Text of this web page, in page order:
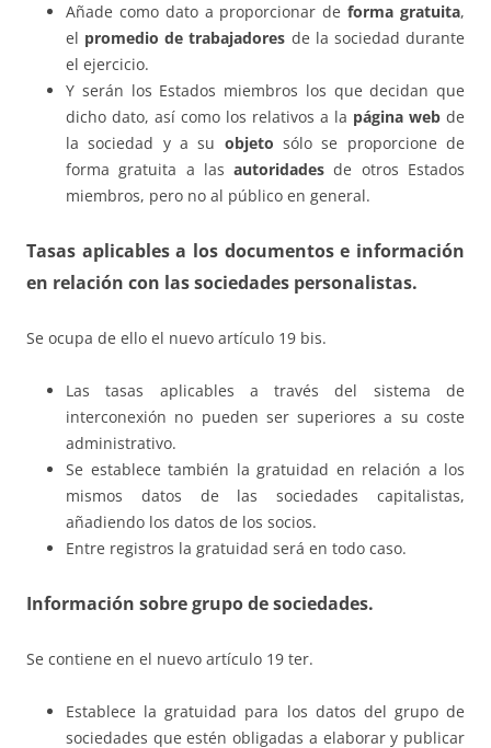
Añade como dato a proporcionar deforma gratuita,
el promedio de trabajadores de la sociedad durante
el ejercicio.
Y serán los Estados miembros los que decidan que
dicho dato, así como los relativos a la página web de
la sociedad y a su objeto sólo se proporcione de
forma gratuita a lasautoridades de otros Estados
miembros, pero no al público en general.
Tasas aplicables a los documentos e información
en relación con las sociedades personalistas.
Se ocupa de ello el nuevo artículo 19 bis.
Las tasas aplicables a través del sistema de
interconexión no pueden ser superiores a su coste
administrativo.
Se establece también la gratuidad en relación a los
mismos datos de las sociedades capitalistas,
añadiendo los datos de los socios.
Entre registros la gratuidad será en todo caso.
Información sobre grupo de sociedades.
Se contiene en el nuevo artículo 19 ter.
Establece la gratuidad para los datos del grupo de
sociedades que estén obligadas a elaborar y publicar